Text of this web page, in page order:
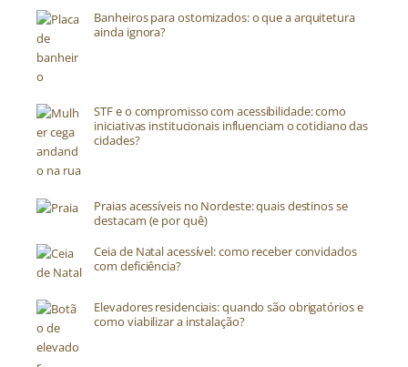
Banheiros para ostomizados: o que a arquitetura
ainda ignora?
STF e o compromisso com acessibilidade: como
iniciativas institucionais influenciam o cotidiano das
cidades?
Praias acessíveis no Nordeste: quais destinos se
destacam (e por quê)
Ceia de Natal acessível: como receber convidados
com deficiência?
Elevadores residenciais: quando são obrigatórios e
como viabilizar a instalação?